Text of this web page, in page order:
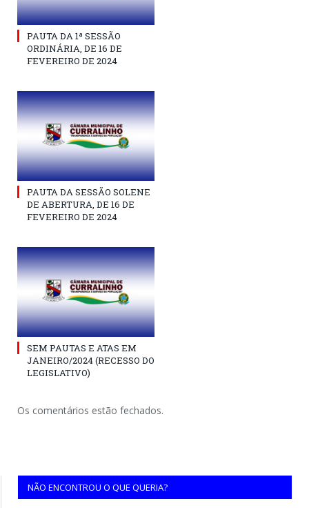
PAUTA DA 1ª SESSÃO
ORDINÁRIA, DE 16 DE
FEVEREIRO DE 2024
PAUTA DA SESSÃO SOLENE
DE ABERTURA, DE 16 DE
FEVEREIRO DE 2024
SEM PAUTAS E ATAS EM
JANEIRO/2024 (RECESSO DO
LEGISLATIVO)
Os comentários estão fechados.
NÃO ENCONTROU O QUE QUERIA?